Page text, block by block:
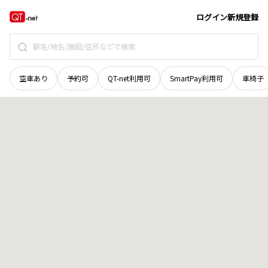
ログイン新規登録
空車あり 予約可 QT-net利用可 SmartPay利用可 車椅子
広島県